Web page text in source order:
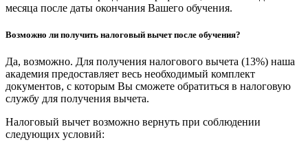
месяца после даты окончания Вашего обучения.
Возможно ли получить налоговый вычет после обучения?
Да, возможно. Для получения налогового вычета (13%) наша
академия предоставляет весь необходимый комплект
документов, с которым Вы сможете обратиться в налоговую
службу для получения вычета.
Налоговый вычет возможно вернуть при соблюдении
следующих условий: